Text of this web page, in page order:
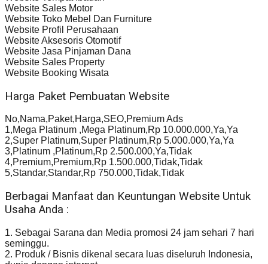
Website Sales Motor
Website Toko Mebel Dan Furniture
Website Profil Perusahaan
Website Aksesoris Otomotif
Website Jasa Pinjaman Dana
Website Sales Property
Website Booking Wisata
Harga Paket Pembuatan Website
No,Nama,Paket,Harga,SEO,Premium Ads
1,Mega Platinum ,Mega Platinum,Rp 10.000.000,Ya,Ya
2,Super Platinum,Super Platinum,Rp 5.000.000,Ya,Ya
3,Platinum ,Platinum,Rp 2.500.000,Ya,Tidak
4,Premium,Premium,Rp 1.500.000,Tidak,Tidak
5,Standar,Standar,Rp 750.000,Tidak,Tidak
Berbagai Manfaat dan Keuntungan Website Untuk
Usaha Anda :
1. Sebagai Sarana dan Media promosi 24 jam sehari 7 hari
seminggu.
2. Produk / Bisnis dikenal secara luas diseluruh Indonesia,